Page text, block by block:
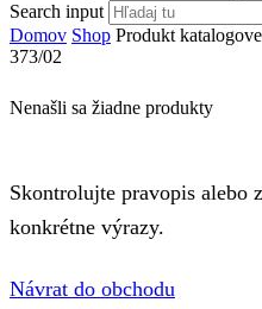
Search input
Domov Shop Produkt
373/02
Nenašli sa žiadne produkty
Skontrolujte pravopis alebo
konkrétne výrazy.
Návrat do obchodu